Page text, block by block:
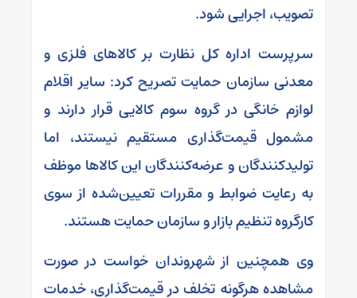
تصویب، اجرایی شود.
سرپرست اداره کل نظارت بر کالاهای فلزی و
معدنی سازمان حمایت تصریح کرد: سایر اقلام
لوازم خانگی در گروه سوم کالایی قرار دارند و
مشمول قیمت‌گذاری مستقیم نیستند، اما
تولیدکنندگان و عرضه‌کنندگان این کالاها موظف
به رعایت ضوابط و مقررات تعیین‌شده از سوی
کارگروه تنظیم بازار و سازمان حمایت هستند.
وی همچنین از شهروندان خواست در صورت
مشاهده هرگونه تخلف در قیمت‌گذاری، خدمات